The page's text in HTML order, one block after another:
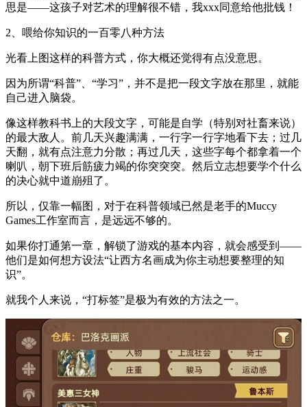
思是——这孩子对艺术的理解很不错，我xxx同意给他批钱！
2、喂给你知识的一百零八种方法
光看上图这样的科普方式，你大概还觉得有点没意思。
因为所谓“科普”、“学习”，并不是把一段文字放在那里，就能
自己进入脑袋。
像这样教科书上的大段文字，可能是自学（特别对社畜来说）
的最大敌人。前几天兴趣满满，一行字一行字地看下去；过几
天翻，就有点注意力分散；再过几天，这些字每个都拿着一个
喇叭，朝下班后筋疲力竭的你突突突。然后立志想要学个什么
的决心就中道崩殂了。
所以，仅靠一幅图，对于在科普领域已然是老手的Muccy
Games工作室而言，是远远不够的。
如果你打通第一章，解锁了游戏的基本内容，就会感受到——
他们是如何想方设法“让西方名画成为你主动想要整理的知
识”。
就我个人来说，“打标签”是极为有效的方法之一。